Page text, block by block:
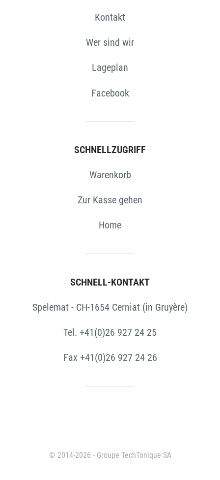
Kontakt
Wer sind wir
Lageplan
Facebook
SCHNELLZUGRIFF
Warenkorb
Zur Kasse gehen
Home
SCHNELL-KONTAKT
Spelemat - CH-1654 Cerniat (in Gruyère)
Tel. +41(0)26 927 24 25
Fax +41(0)26 927 24 26
© 2014-2026 - Groupe TechTonique SA